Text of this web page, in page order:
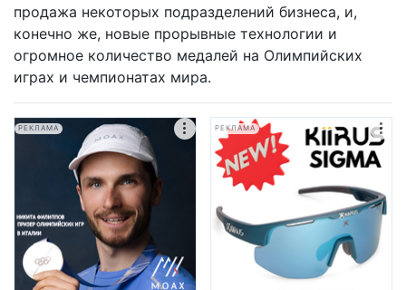
продажа некоторых подразделений бизнеса, и,
конечно же, новые прорывные технологии и
огромное количество медалей на Олимпийских
играх и чемпионатах мира.
РЕКЛАМА РЕКЛАМА